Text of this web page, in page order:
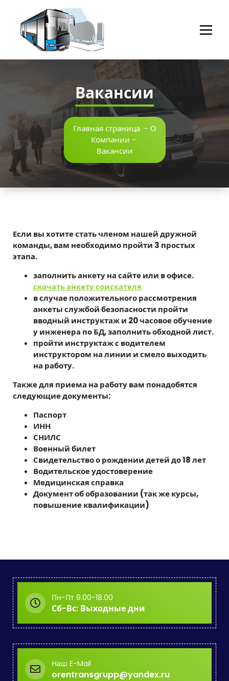
содержимому
Вакансии
Главная страница- О
Компании -
Вакансии
Если вы хотите стать членом нашей дружной
команды, вам необходимо пройти 3 простых
этапа.
заполнить анкету на сайте или в офисе.
скачать анкету соискателя
в случае положительного рассмотрения
анкеты службой безопасности пройти
вводный инструктаж и 20 часовое обучение
у инженера по БД, заполнить обходной лист.
пройти инструктаж с водителем
инструктором на линии и смело выходить
на работу.
Также для приема на работу вам понадобятся
следующие документы:
Паспорт
ИНН
СНИЛС
Военный билет
Свидетельство о рождении детей до 18 лет
Водительское удостоверение
Медицинская справка
Документ об образовании (так же курсы,
повышение квалификации)
Пн-Пт 9.00-18.00
Сб-Вс: Выходные дни
Наш E-Mail
orentransgrupp@yandex.ru